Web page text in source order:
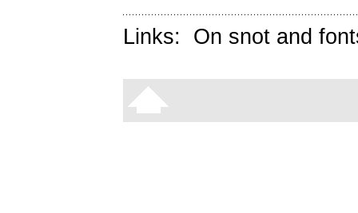
Links: On snot and